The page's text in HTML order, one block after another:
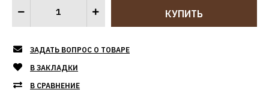
ЗАДАТЬ ВОПРОС О ТОВАРЕ
В ЗАКЛАДКИ
В СРАВНЕНИЕ